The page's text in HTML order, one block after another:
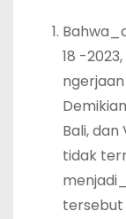
18 -
ngerjaan
Bali, dan
tidak
tersebut